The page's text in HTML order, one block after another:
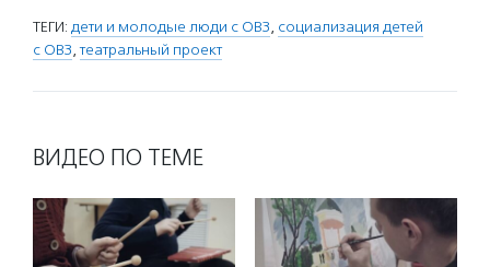
ТЕГИ: дети и молодые люди с ОВЗ, социализация детей
с ОВЗ,театральный проект
ВИДЕО ПО ТЕМЕ